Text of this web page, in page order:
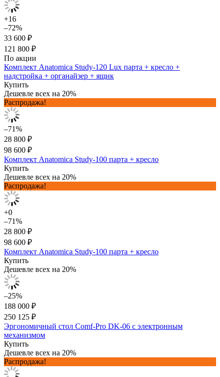
+16
–72%
33 600 ₽
121 800 ₽
По акции
Комплект Anatomica Study-120 Lux парта + кресло +
надстройка + органайзер + ящик
Купить
Дешевле всех на 20%
Распродажа!
–71%
28 800 ₽
98 600 ₽
Комплект Anatomica Study-100 парта + кресло
Купить
Дешевле всех на 20%
Распродажа!
+0
–71%
28 800 ₽
98 600 ₽
Комплект Anatomica Study-100 парта + кресло
Купить
Дешевле всех на 20%
–25%
188 000 ₽
250 125 ₽
Эргономичный стол Comf-Pro DK-06 с электронным
механизмом
Купить
Дешевле всех на 20%
Распродажа!